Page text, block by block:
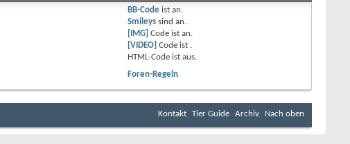
BB-Code istan.
Smileys sindan.
[IMG] Code istan.
[VIDEO] Code ist .
HTML-Code istaus.
Foren-Regeln
Kontakt Tier Guide Archiv Nach oben